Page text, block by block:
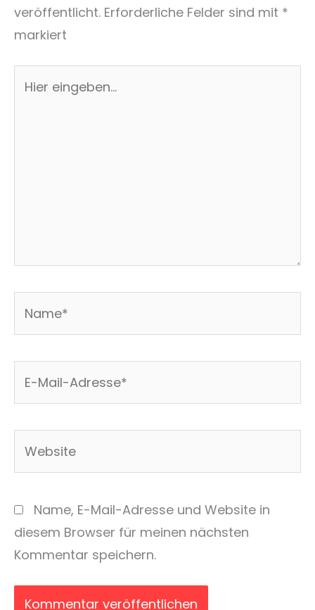
veröffentlicht. Erforderliche Felder sind mit *
markiert
eingeben…
Name, E-Mail-Adresse und Website in
diesem Browser für meinen nächsten
Kommentar speichern.